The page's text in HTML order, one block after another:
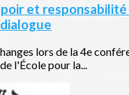
et
lors de la 4e
l'École pour la...